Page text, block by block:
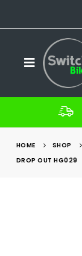
HOME SHOP
DROP OUT HG029